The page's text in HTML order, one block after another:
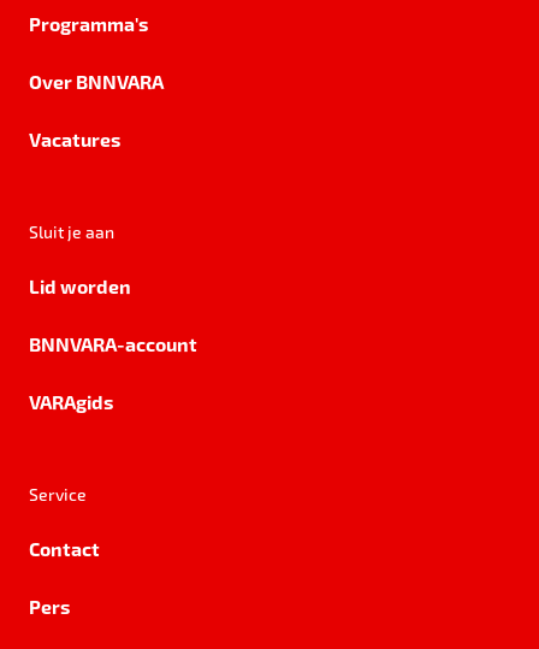
Programma's
Over BNNVARA
Vacatures
Sluit je aan
Lid worden
BNNVARA-account
VARAgids
Service
Contact
Pers